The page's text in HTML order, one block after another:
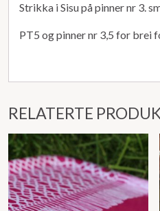
Strikka i Sisu på pinner nr 3.
PT5 og pinner nr 3,5 for brei
RELATERTE